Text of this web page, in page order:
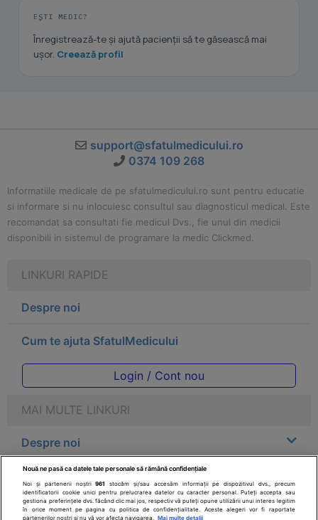
EȘTI MEDIC?
Înregistrează-te și ajută pacienții să te găsească mai
ușor. Creează profil
support@sfatulmedicului.ro
0374 109 268
Informatiile medicale de pe sfatulmedicului.ro sunt pentru educatie
si informare si nu inlocuiesc consultul sau diagnosticul medical. Este
recomandat sa consultati fie medicul Dvs., fie unul din medicii
disponibili in sistemul de programare la medic Clickmed.
LINKURI RAPIDE
Despre noi
Cum te ajuta SfatulMedicului
Login / Cont nou
MAI MULTE LINKURI
Despre noi
Legal
Drepturile consumatorului
Nouă ne pasă ca datele tale personale să rămână confidențiale
Noi și partenerii noștri961
stocăm și/sau accesăm informații pe dispozitivul dvs., precum
identificatorii cookie unici pentru prelucrarea datelor cu caracter personal. Puteți accepta sau
gestiona preferințele dvs. făcând clic mai jos, respectiv vă puteți opune utilizării unui interes legitim
în orice moment pe pagina cu politica de confidențialitate. Aceste alegeri vor fi raportate
partenerilor noștri și nu vă vor afecta navigarea.
Mai multe detalii